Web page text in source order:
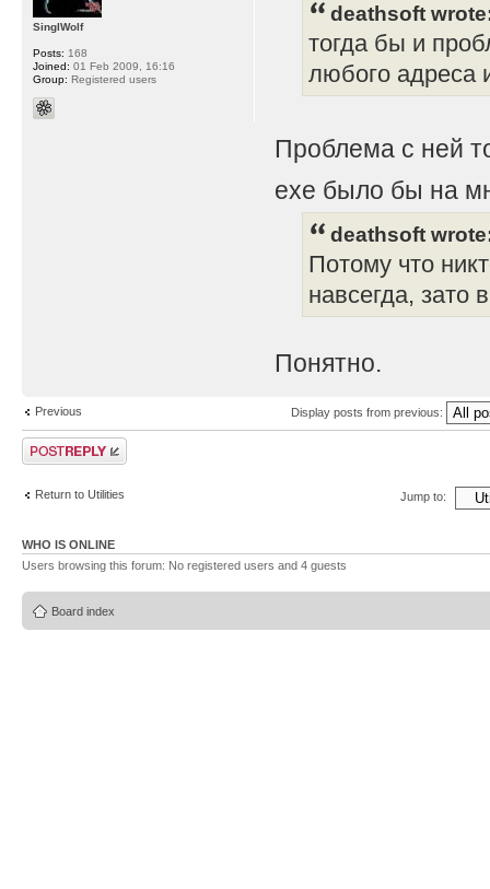
deathsoft
тогда бы и
любого адреса
Проблема с ней
exe было бы на
deathsoft
Потому что
навсегда, зато
Понятно.
SinglWolf
Posts: 168
Joined: 01 Feb 2009, 16:16
Group: Registered users
Previous Display posts from previous:
Post a reply
Return to Utilities Jump to:
WHO IS ONLINE
Users browsing this forum: No registered users and 4 guests
Board index